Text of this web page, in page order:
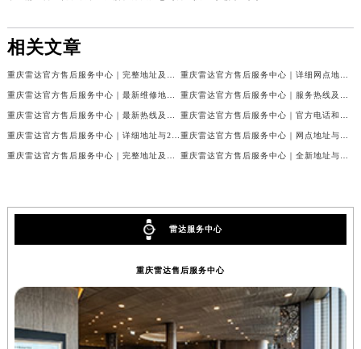
相关文章
雷达服务中心
重庆雷达售后服务中心